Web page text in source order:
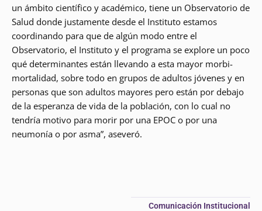
un ámbito científico y académico, tiene un Observatorio de
Salud donde justamente desde el Instituto estamos
coordinando para que de algún modo entre el
Observatorio, el Instituto y el programa se explore un poco
qué determinantes están llevando a esta mayor morbi-
mortalidad, sobre todo en grupos de adultos jóvenes y en
personas que son adultos mayores pero están por debajo
de la esperanza de vida de la población, con lo cual no
tendría motivo para morir por una EPOC o por una
neumonía o por asma”, aseveró.
Comunicación Institucional